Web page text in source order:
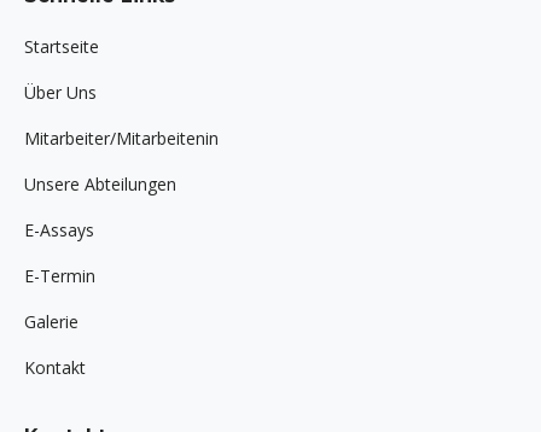
windowwindow
Startseite
Über Uns
Mitarbeiter/Mitarbeitenin
Unsere Abteilungen
E-Assays
E-Termin
Galerie
Kontakt